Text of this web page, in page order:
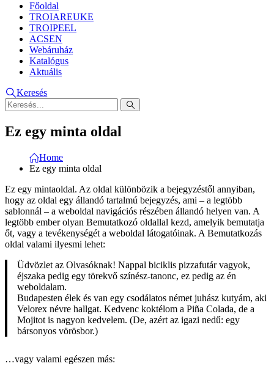
Főoldal
TROIAREUKE
TROIPEEL
ACSEN
Webáruház
Katalógus
Aktuális
Keresés
Ez egy minta oldal
Home
Ez egy minta oldal
Ez egy mintaoldal. Az oldal különbözik a bejegyzéstől annyiban,
hogy az oldal egy állandó tartalmú bejegyzés, ami – a legtöbb
sablonnál – a weboldal navigációs részében állandó helyen van. A
legtöbb ember olyan Bemutatkozó oldallal kezd, amelyik bemutatja
őt, vagy a tevékenységét a weboldal látogatóinak. A Bemutatkozás
oldal valami ilyesmi lehet:
Üdvözlet az Olvasóknak! Nappal biciklis pizzafutár vagyok,
éjszaka pedig egy törekvő színész-tanonc, ez pedig az én
weboldalam.
Budapesten élek és van egy csodálatos német juhász kutyám, aki
Velorex névre hallgat. Kedvenc koktélom a Piña Colada, de a
Mojitot is nagyon kedvelem. (De, azért az igazi nedű: egy
bársonyos vörösbor.)
…vagy valami egészen más: